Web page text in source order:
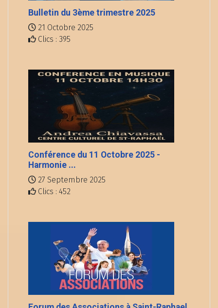
Bulletin du 3ème trimestre 2025
21 Octobre 2025
Clics : 395
Conférence du 11 Octobre 2025 -
Harmonie ...
27 Septembre 2025
Clics : 452